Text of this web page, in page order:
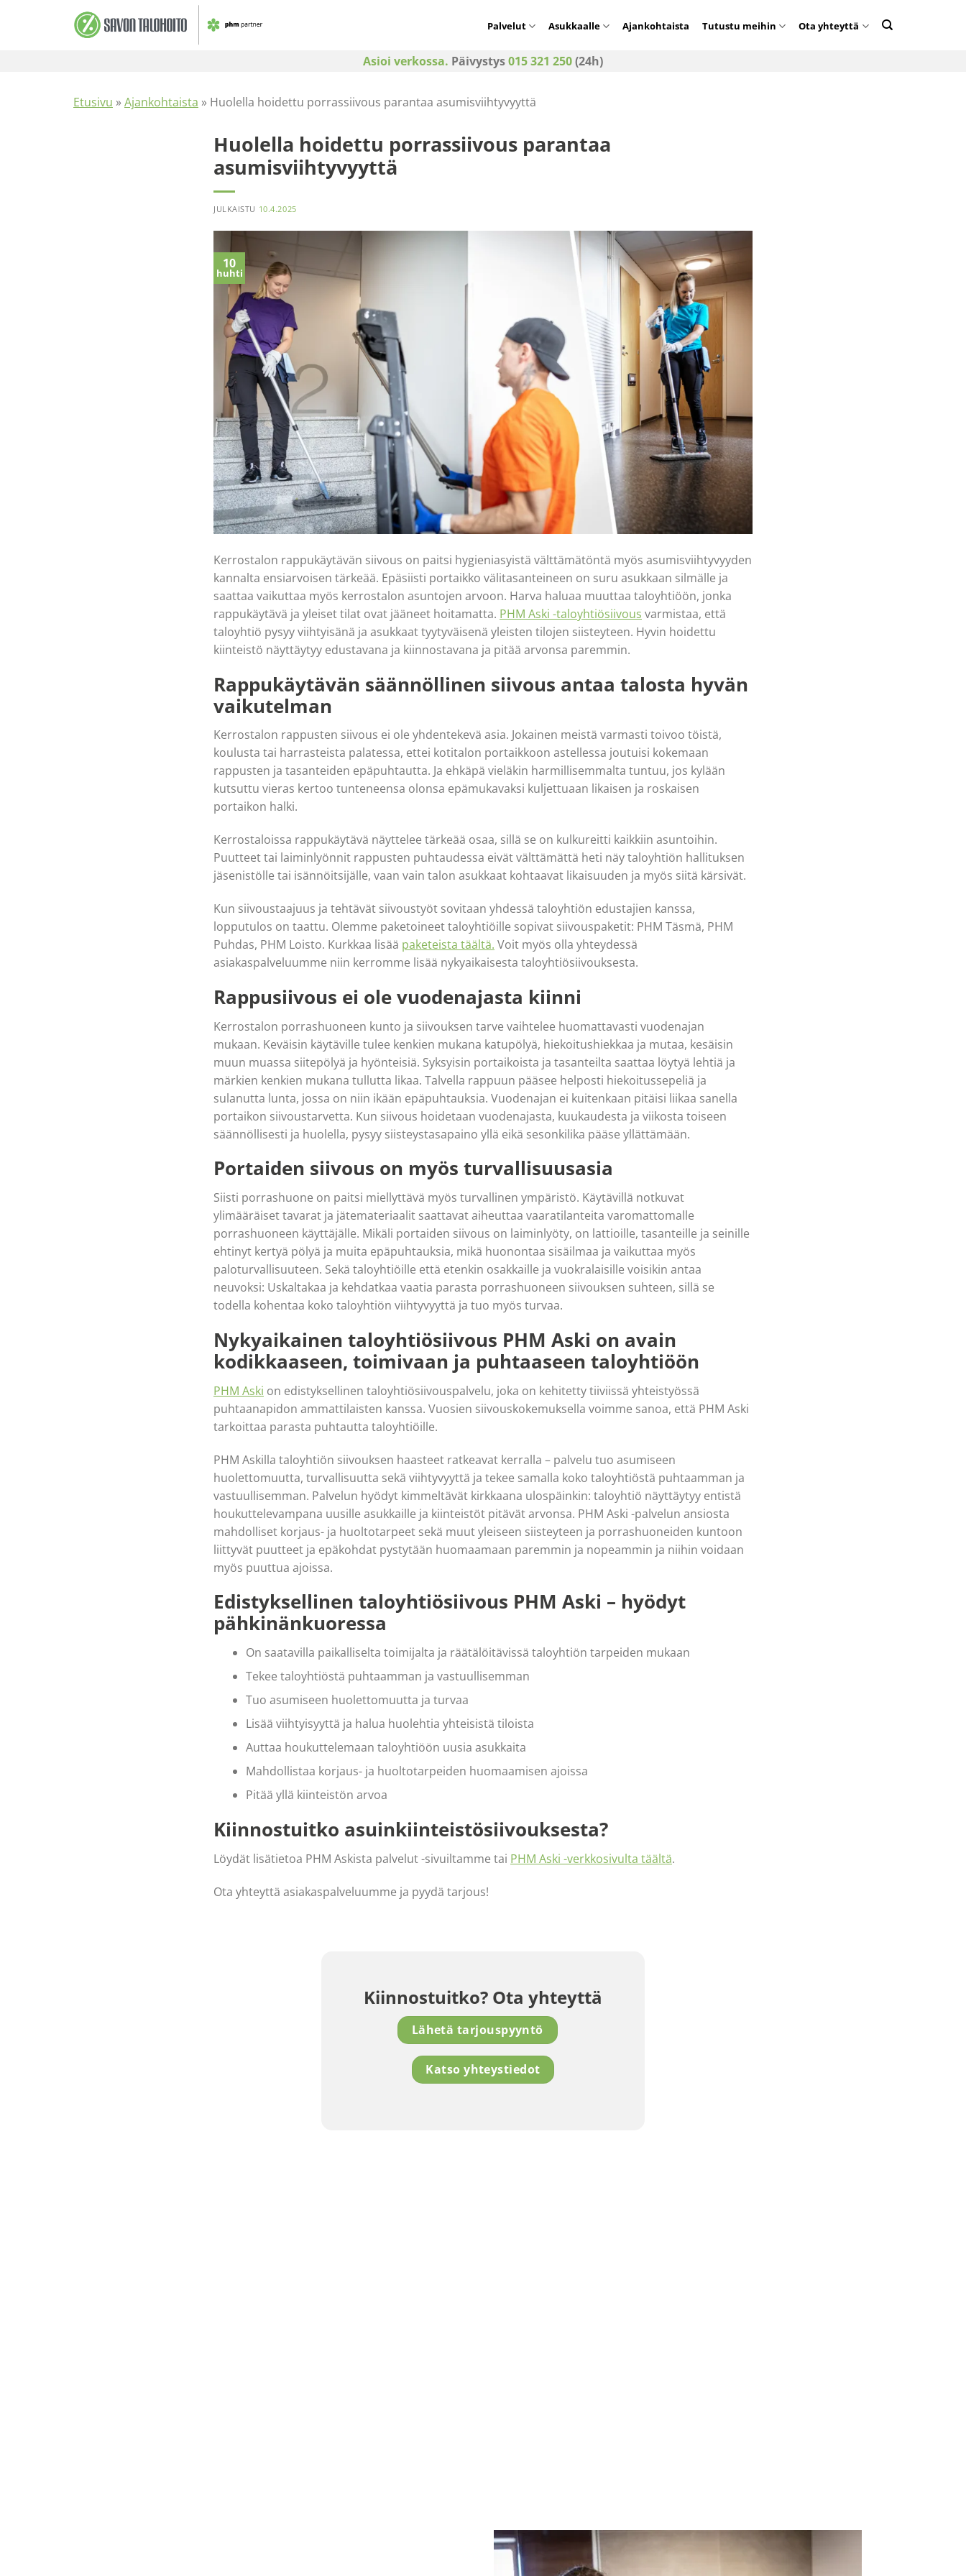
Palvelut Asukkaalle Ajankohtaista Tutustu meihin Ota yhteyttä
Asioi verkossa. Päivystys015 321 250(24h)
Etusivu »Ajankohtaista » Huolella hoidettu porrassiivous parantaa asumisviihtyvyyttä
Huolella hoidettu porrassiivous parantaa
asumisviihtyvyyttä
JULKAISTU 10.4.2025
10
huhti
Kerrostalon rappukäytävän siivous on paitsi hygieniasyistä välttämätöntä myös asumisviihtyvyyden
kannalta ensiarvoisen tärkeää. Epäsiisti portaikko välitasanteineen on suru asukkaan silmälle ja
saattaa vaikuttaa myös kerrostalon asuntojen arvoon. Harva haluaa muuttaa taloyhtiöön, jonka
rappukäytävä ja yleiset tilat ovat jääneet hoitamatta. PHM Aski -taloyhtiösiivous varmistaa, että
taloyhtiö pysyy viihtyisänä ja asukkaat tyytyväisenä yleisten tilojen siisteyteen. Hyvin hoidettu
kiinteistö näyttäytyy edustavana ja kiinnostavana ja pitää arvonsa paremmin.
Rappukäytävän säännöllinen siivous antaa talosta hyvän
vaikutelman
Kerrostalon rappusten siivous ei ole yhdentekevä asia. Jokainen meistä varmasti toivoo töistä,
koulusta tai harrasteista palatessa, ettei kotitalon portaikkoon astellessa joutuisi kokemaan
rappusten ja tasanteiden epäpuhtautta. Ja ehkäpä vieläkin harmillisemmalta tuntuu, jos kylään
kutsuttu vieras kertoo tunteneensa olonsa epämukavaksi kuljettuaan likaisen ja roskaisen
portaikon halki.
Kerrostaloissa rappukäytävä näyttelee tärkeää osaa, sillä se on kulkureitti kaikkiin asuntoihin.
Puutteet tai laiminlyönnit rappusten puhtaudessa eivät välttämättä heti näy taloyhtiön hallituksen
jäsenistölle tai isännöitsijälle, vaan vain talon asukkaat kohtaavat likaisuuden ja myös siitä kärsivät.
Kun siivoustaajuus ja tehtävät siivoustyöt sovitaan yhdessä taloyhtiön edustajien kanssa,
lopputulos on taattu. Olemme paketoineet taloyhtiöille sopivat siivouspaketit: PHM Täsmä, PHM
Puhdas, PHM Loisto. Kurkkaa lisää paketeista täältä. Voit myös olla yhteydessä
asiakaspalveluumme niin kerromme lisää nykyaikaisesta taloyhtiösiivouksesta.
Rappusiivous ei ole vuodenajasta kiinni
Kerrostalon porrashuoneen kunto ja siivouksen tarve vaihtelee huomattavasti vuodenajan
mukaan. Keväisin käytäville tulee kenkien mukana katupölyä, hiekoitushiekkaa ja mutaa, kesäisin
muun muassa siitepölyä ja hyönteisiä. Syksyisin portaikoista ja tasanteilta saattaa löytyä lehtiä ja
märkien kenkien mukana tullutta likaa. Talvella rappuun pääsee helposti hiekoitussepeliä ja
sulanutta lunta, jossa on niin ikään epäpuhtauksia. Vuodenajan ei kuitenkaan pitäisi liikaa sanella
portaikon siivoustarvetta. Kun siivous hoidetaan vuodenajasta, kuukaudesta ja viikosta toiseen
säännöllisesti ja huolella, pysyy siisteystasapaino yllä eikä sesonkilika pääse yllättämään.
Portaiden siivous on myös turvallisuusasia
Siisti porrashuone on paitsi miellyttävä myös turvallinen ympäristö. Käytävillä notkuvat
ylimääräiset tavarat ja jätemateriaalit saattavat aiheuttaa vaaratilanteita varomattomalle
porrashuoneen käyttäjälle. Mikäli portaiden siivous on laiminlyöty, on lattioille, tasanteille ja seinille
ehtinyt kertyä pölyä ja muita epäpuhtauksia, mikä huonontaa sisäilmaa ja vaikuttaa myös
paloturvallisuuteen. Sekä taloyhtiöille että etenkin osakkaille ja vuokralaisille voisikin antaa
neuvoksi: Uskaltakaa ja kehdatkaa vaatia parasta porrashuoneen siivouksen suhteen, sillä se
todella kohentaa koko taloyhtiön viihtyvyyttä ja tuo myös turvaa.
Nykyaikainen taloyhtiösiivous PHM Aski on avain
kodikkaaseen, toimivaan ja puhtaaseen taloyhtiöön
PHM Aski on edistyksellinen taloyhtiösiivouspalvelu, joka on kehitetty tiiviissä yhteistyössä
puhtaanapidon ammattilaisten kanssa. Vuosien siivouskokemuksella voimme sanoa, että PHM Aski
tarkoittaa parasta puhtautta taloyhtiöille.
PHM Askilla taloyhtiön siivouksen haasteet ratkeavat kerralla – palvelu tuo asumiseen
huolettomuutta, turvallisuutta sekä viihtyvyyttä ja tekee samalla koko taloyhtiöstä puhtaamman ja
vastuullisemman. Palvelun hyödyt kimmeltävät kirkkaana ulospäinkin: taloyhtiö näyttäytyy entistä
houkuttelevampana uusille asukkaille ja kiinteistöt pitävät arvonsa. PHM Aski -palvelun ansiosta
mahdolliset korjaus- ja huoltotarpeet sekä muut yleiseen siisteyteen ja porrashuoneiden kuntoon
liittyvät puutteet ja epäkohdat pystytään huomaamaan paremmin ja nopeammin ja niihin voidaan
myös puuttua ajoissa.
Edistyksellinen taloyhtiösiivous PHM Aski – hyödyt
pähkinänkuoressa
On saatavilla paikalliselta toimijalta ja räätälöitävissä taloyhtiön tarpeiden mukaan
Tekee taloyhtiöstä puhtaamman ja vastuullisemman
Tuo asumiseen huolettomuutta ja turvaa
Lisää viihtyisyyttä ja halua huolehtia yhteisistä tiloista
Auttaa houkuttelemaan taloyhtiöön uusia asukkaita
Mahdollistaa korjaus- ja huoltotarpeiden huomaamisen ajoissa
Pitää yllä kiinteistön arvoa
Kiinnostuitko asuinkiinteistösiivouksesta?
Löydät lisätietoa PHM Askista palvelut -sivuiltamme tai PHM Aski -verkkosivulta täältä.
Ota yhteyttä asiakaspalveluumme ja pyydä tarjous!
Kiinnostuitko? Ota yhteyttä
Lähetä tarjouspyyntö
Katso yhteystiedot